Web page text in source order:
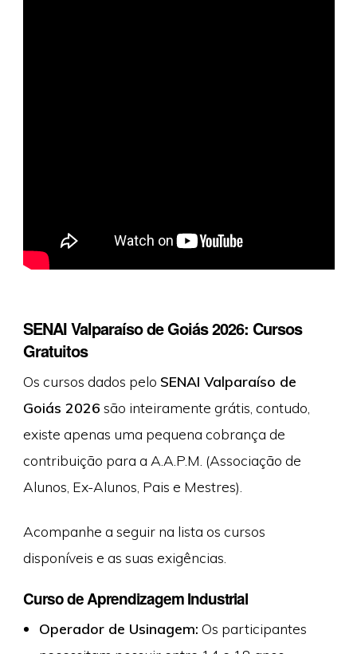
SENAI Valparaíso de Goiás 2026: Cursos
Gratuitos
Os cursos dados pelo SENAI Valparaíso de
Goiás 2026 são inteiramente grátis, contudo,
existe apenas uma pequena cobrança de
contribuição para a A.A.P.M. (Associação de
Alunos, Ex-Alunos, Pais e Mestres).
Acompanhe a seguir na lista os cursos
disponíveis e as suas exigências.
Curso de Aprendizagem Industrial
Operador de Usinagem: Os participantes